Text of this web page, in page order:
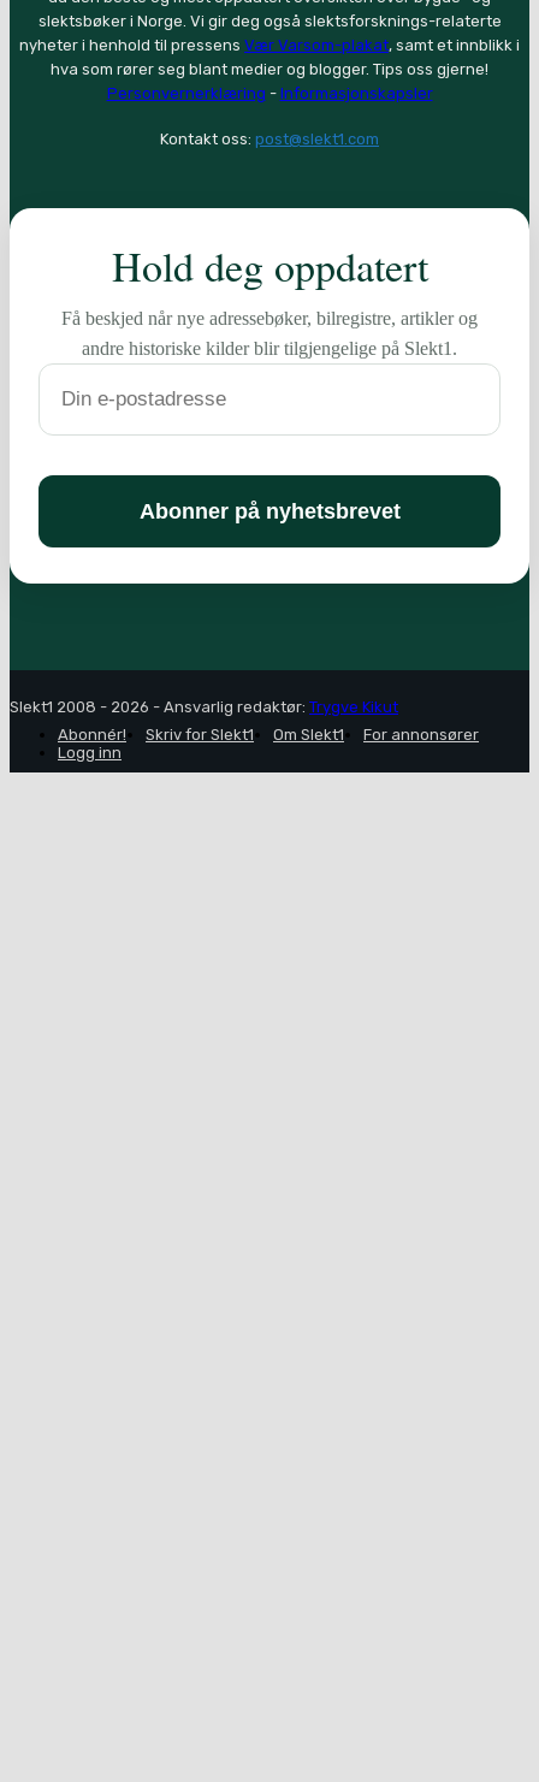
slektsbøker i Norge. Vi gir deg også slektsforsknings-relaterte
nyheter i henhold til pressens Vær Varsom-plakat, samt et innblikk i
hva som rører seg blant medier og blogger. Tips oss gjerne!
Personvernerklæring - Informasjonskapsler
Kontakt oss: post@slekt1.com
Hold deg oppdatert
Få beskjed når nye adressebøker, bilregistre, artikler og
andre historiske kilder blir tilgjengelige på Slekt1.
Slekt1 2008 - 2026 - Ansvarlig redaktør: Trygve Kikut
Abonnér!
Skriv for Slekt1 Om Slekt1
For annonsører
Logg inn